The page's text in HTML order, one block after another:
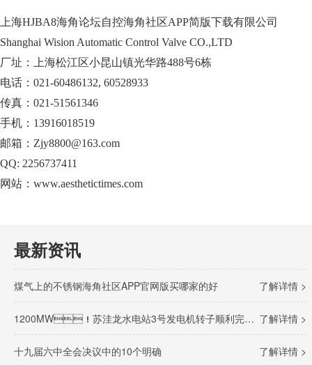
上海HJBA8海角论坛自控海角社区APP简版下载有限公司
Shanghai Wision Automatic Control Valve CO.,LTD
厂址：上海松江区小昆山镇光华路488号6栋
电话：021-60486132, 60528933
传真：021-51561346
手机：13916018519
邮箱：Zjy8800@163.com
QQ: 2256737411
网站：www.aesthetictimes.com
最新资讯
了解详情 >
煤气上的不锈钢海角社区APP官网版买哪家的好
了解详情 >
1200MW！苏洼龙水电站3号发电机转子顺利完成吊装
了解详情 >
十九届六中全会决议中的10个明确